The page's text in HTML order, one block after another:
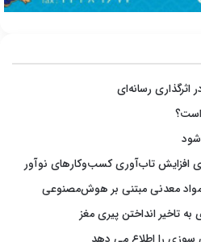
رسانه‌ای
افزایش تاب‌آوری کسب‌وکارهای نوآور
معدنی مبتنی بر هوش‌مصنوعی
به تاخیر انداختن پیری مغز